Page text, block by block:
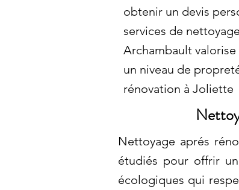
obtenir un devis
services de
Archambault
un niveau de
rénovation à Joliette
Nettoyage aprés
étudiés pour offrir
écologiques qui